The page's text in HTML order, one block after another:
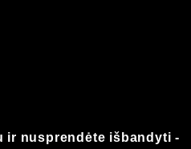
ir nusprendėte išbandyti -